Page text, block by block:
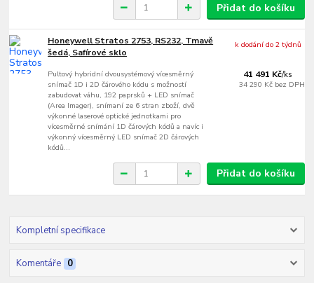
Přidat do košíku
Honeywell Stratos 2753, RS232, Tmavě
šedá, Safírové sklo
Pultový hybridní dvousystémový vícesměrný
snímač 1D i 2D čárového kódu s možností
zabudovat váhu, 192 paprsků + LED snímač
(Area Imager), snímaní ze 6 stran zboží, dvě
výkonné laserové optické jednotkami pro
vícesměrné snímání 1D čárových kódů a navíc i
výkonný vícesměrný LED snímač 2D čárových
kódů...
41 491 Kč/ks
34 290 Kč bez DPH
k dodání do 2 týdnů
Přidat do košíku
Kompletní specifikace
Komentáře 0